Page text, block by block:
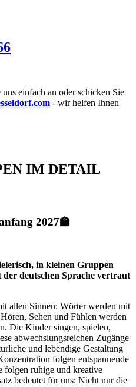
einfach an oder schicken Sie
- wir helfen Ihnen
IM DETAIL
2027🏫
in kleinen Gruppen
deutschen Sprache vertraut
allen Sinnen: Wörter werden mit
Sehen und Fühlen werden
Die Kinder singen, spielen,
abwechslungsreichen Zugänge
und lebendige Gestaltung
folgen entspannende
folgen ruhige und kreative
bedeutet für uns: Nicht nur die